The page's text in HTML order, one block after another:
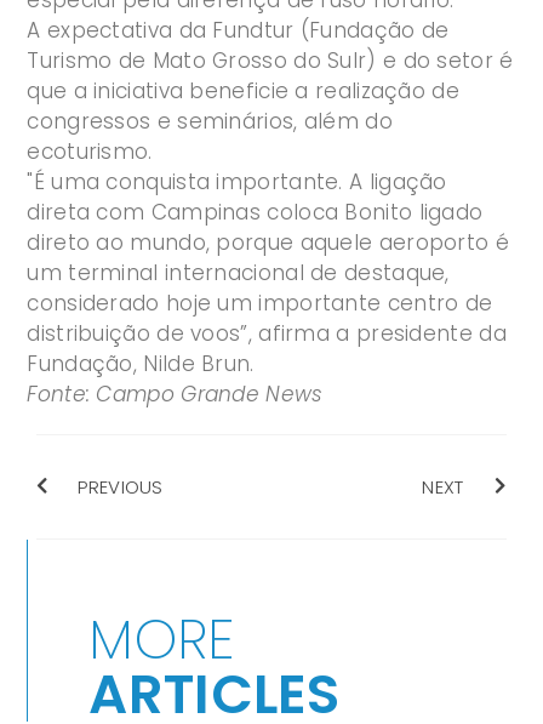
A expectativa da Fundtur (Fundação de
Turismo de Mato Grosso do Sulr) e do setor é
que a iniciativa beneficie a realização de
congressos e seminários, além do
ecoturismo.
"É uma conquista importante. A ligação
direta com Campinas coloca Bonito ligado
direto ao mundo, porque aquele aeroporto é
um terminal internacional de destaque,
considerado hoje um importante centro de
distribuição de voos”, afirma a presidente da
Fundação, Nilde Brun.
Fonte: Campo Grande News
PREVIOUS NEXT
MORE
ARTICLES